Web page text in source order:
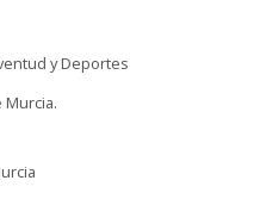
y Deportes